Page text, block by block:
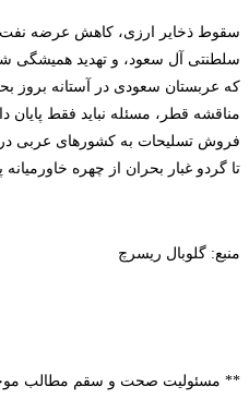
سقوط ذخایر ارزی، کاهش عرضه
سلطنتی آل سعود، و تهدید همیشگی
که عربستان سعودی در آستانه بروز
مناقشه قطر، مسئله نباید فقط پایان
فروش تسلیحات به کشورهای عربی در
تا گردو غبار بحران از چهره
منبع: گلوبال ریسرچ
** مسئولیت صحت و سقم مطالب